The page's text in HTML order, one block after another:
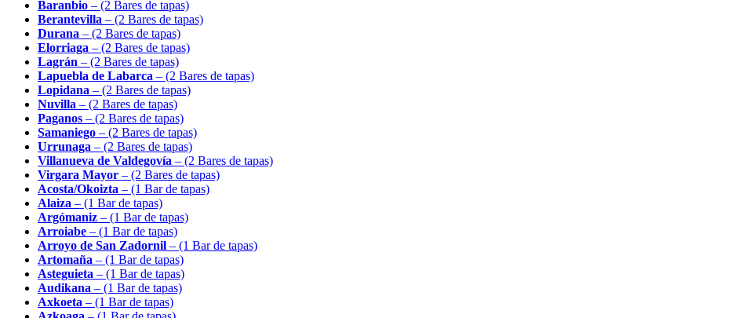
Baranbio – (2 Bares de tapas)
Berantevilla – (2 Bares de tapas)
Durana – (2 Bares de tapas)
Elorriaga – (2 Bares de tapas)
Lagrán – (2 Bares de tapas)
Lapuebla de Labarca – (2 Bares de tapas)
Lopidana – (2 Bares de tapas)
Nuvilla – (2 Bares de tapas)
Paganos – (2 Bares de tapas)
Samaniego – (2 Bares de tapas)
Urrunaga – (2 Bares de tapas)
Villanueva de Valdegovía – (2 Bares de tapas)
Virgara Mayor – (2 Bares de tapas)
Acosta/Okoizta – (1 Bar de tapas)
Alaiza – (1 Bar de tapas)
Argómaniz – (1 Bar de tapas)
Arroiabe – (1 Bar de tapas)
Arroyo de San Zadornil – (1 Bar de tapas)
Artomaña – (1 Bar de tapas)
Asteguieta – (1 Bar de tapas)
Audikana – (1 Bar de tapas)
Axkoeta – (1 Bar de tapas)